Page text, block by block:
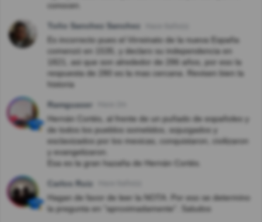
conocen.
Toño Sanchez Sanchez
Es incorrecto pues el Virreinato de la nueva España
comenzó en 1535, y declaro su independencia en
1821, asi que son alrededor de 286 años, por eso la
respuesta de 280 es la mas cercana. Revisen bien la
historia
Ramguaser
Hernán Cortés, al frente de un puñado de españoles y
de todos los pueblos sometidos, sojuzgados y
esclavizados por los mexicas, conquistaron, civilizaron
y evangelizaron.
Esa es la gran hazaña de Hernán Cortés.
Carlos Ruiz
Hagan de favor de leer la NOTA. Por eso se determino
la pregunta en "aproximadamente". Saludos